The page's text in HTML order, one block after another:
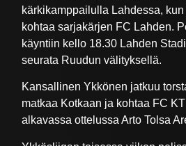
kärkikamppailulla Lahdessa,
kohtaa sarjakärjen FC Lahden.
käyntiin kello 18.30 Lahden
seurata Ruudun välityksellä.
Kansallinen Ykkönen jatkuu
matkaa Kotkaan ja kohtaa FC
alkavassa ottelussa Arto Tolsa